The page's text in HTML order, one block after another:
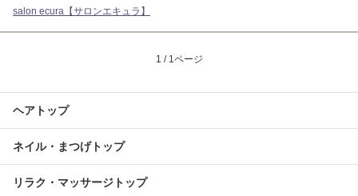
salon ecura【サロンエキュラ】
1 / 1ページ
ヘアトップ
ネイル・まつげトップ
リラク・マッサージトップ